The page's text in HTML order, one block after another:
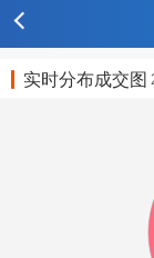
实时分布成交图